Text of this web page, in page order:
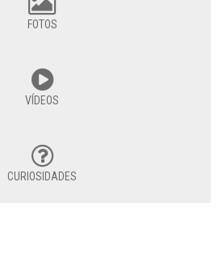
FOTOS
VÍDEOS
CURIOSIDADES